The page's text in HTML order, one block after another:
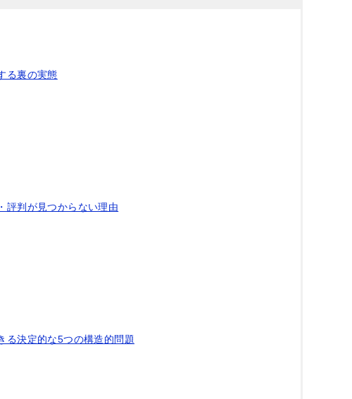
る裏の実態
評判が見つからない理由
る決定的な5つの構造的問題